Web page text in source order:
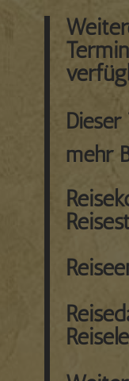
mehr